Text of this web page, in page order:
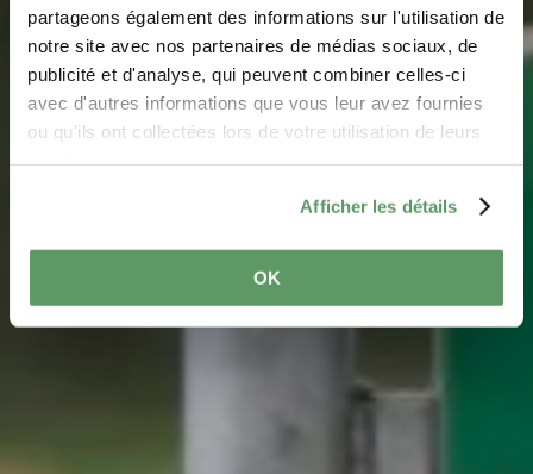
partageons également des informations sur l'utilisation de
notre site avec nos partenaires de médias sociaux, de
publicité et d'analyse, qui peuvent combiner celles-ci
avec d'autres informations que vous leur avez fournies
ou qu'ils ont collectées lors de votre utilisation de leurs
Afficher les détails
OK
Nationale Fahrradwege